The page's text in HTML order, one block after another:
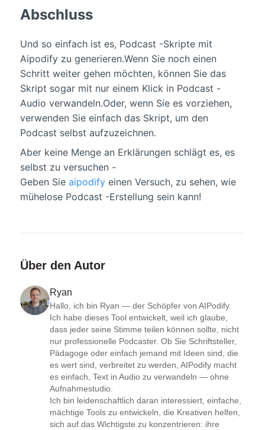
Abschluss
Und so einfach ist es, Podcast -Skripte mit
Aipodify zu generieren.Wenn Sie noch einen
Schritt weiter gehen möchten, können Sie das
Skript sogar mit nur einem Klick in Podcast -
Audio verwandeln.Oder, wenn Sie es vorziehen,
verwenden Sie einfach das Skript, um den
Podcast selbst aufzuzeichnen.
Aber keine Menge an Erklärungen schlägt es, es
selbst zu versuchen -
Geben Sie aipodifyeinen Versuch, zu sehen, wie
mühelose Podcast -Erstellung sein kann!
Über den Autor
Ryan
Hallo, ich bin Ryan — der Schöpfer von AIPodify.
Ich habe dieses Tool entwickelt, weil ich glaube,
dass jeder seine Stimme teilen können sollte, nicht
nur professionelle Podcaster. Ob Sie Schriftsteller,
Pädagoge oder einfach jemand mit Ideen sind, die
es wert sind, verbreitet zu werden, AIPodify macht
es einfach, Text in Audio zu verwandeln — ohne
Aufnahmestudio.
Ich bin leidenschaftlich daran interessiert, einfache,
mächtige Tools zu entwickeln, die Kreativen helfen,
sich auf das Wichtigste zu konzentrieren: ihre